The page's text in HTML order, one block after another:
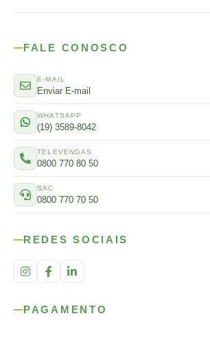
FALE CONOSCO
E-MAIL
Enviar E-mail
WHATSAPP
(19) 3589-8042
TELEVENDAS
0800 770 80 50
SAC
0800 770 70 50
REDES SOCIAIS
PAGAMENTO